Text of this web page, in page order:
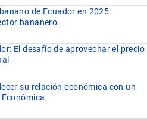
de Ecuador en 2025:
bananero
El desafío de aprovechar el precio
su relación económica con un